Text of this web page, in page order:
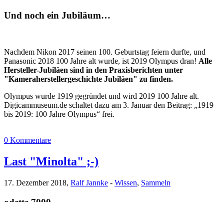
Und noch ein Jubiläum…
Nachdem Nikon 2017 seinen 100. Geburtstag feiern durfte, und
Panasonic 2018 100 Jahre alt wurde, ist 2019 Olympus dran! Alle
Hersteller-Jubiläen sind in den Praxisberichten unter
"Kameraherstellergeschichte Jubiläen" zu finden.
Olympus wurde 1919 gegründet und wird 2019 100 Jahre alt.
Digicammuseum.de schaltet dazu am 3. Januar den Beitrag: „1919
bis 2019: 100 Jahre Olympus“ frei.
0 Kommentare
Last "Minolta" ;-)
17. Dezember 2018, Ralf Jannke - Wissen, Sammeln